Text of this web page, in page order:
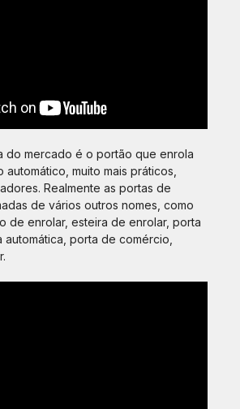
do mercado é o portão que enrola
muito mais práticos,
Realmente as portas de
de vários outros nomes, como
de enrolar, esteira de enrolar, porta
automática, porta de comércio,